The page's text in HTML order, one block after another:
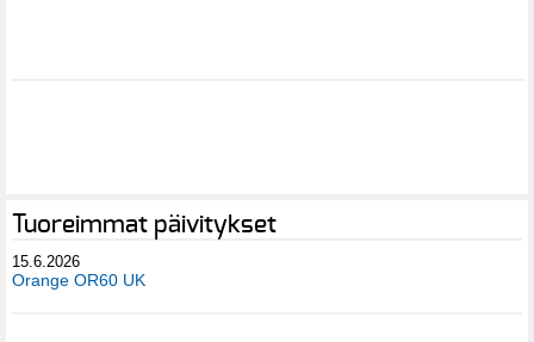
Tuoreimmat päivitykset
15.6.2026
Orange OR60 UK